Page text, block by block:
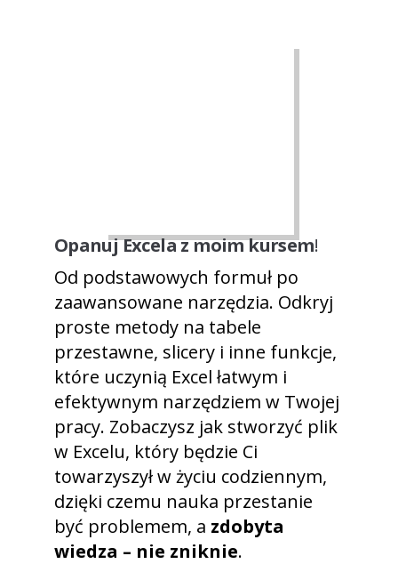
Opanuj Excela z moim kursem!
Od podstawowych formuł po
zaawansowane narzędzia. Odkryj
proste metody na tabele
przestawne, slicery i inne funkcje,
które uczynią Excel łatwym i
efektywnym narzędziem w Twojej
pracy. Zobaczysz jak stworzyć plik
w Excelu, który będzie Ci
towarzyszył w życiu codziennym,
dzięki czemu nauka przestanie
być problemem, a zdobyta
wiedza – nie zniknie.